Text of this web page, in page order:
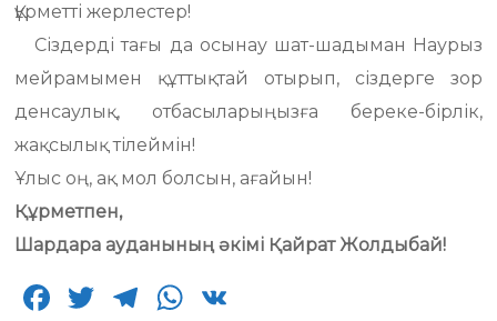
Құрметті жерлестер!
Сіздерді тағы да осынау шат-шадыман Наурыз
мейрамымен құттықтай отырып, сіздерге зор
денсаулық, отбасыларыңызға береке-бірлік,
жақсылық тілеймін!
Ұлыс оң, ақ мол болсын, ағайын!
Құрметпен,
Шардара ауданының әкімі Қайрат Жолдыбай!
F
T
T
W